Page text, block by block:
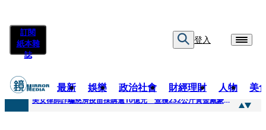
訂閱
紙本雜
誌
登入
最新 娛樂 政治社會 財經理財 人物 美
快訊
美女律師詐騙慈濟疫苗採購逾10億元 查獲232公斤黃金藏豪宅地板下